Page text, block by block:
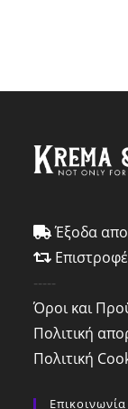
Έξοδα
-----
Όροι και
Πολιτική
Πολιτική
Επικοινωνία